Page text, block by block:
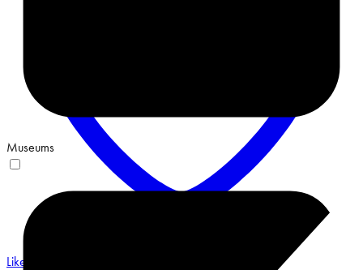
Like on Twitter 2068548487491551658
Museums